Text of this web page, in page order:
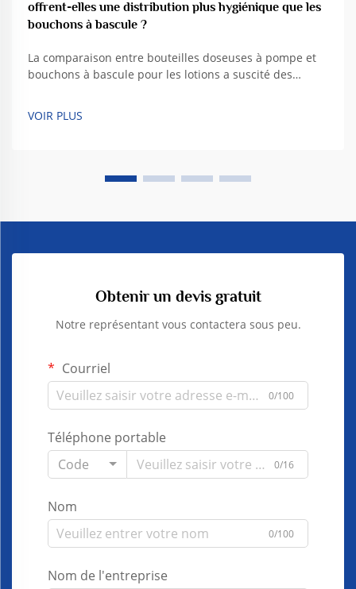
offrent-elles une distribution plus hygiénique que les
bouchons à bascule ?
La comparaison entre bouteilles doseuses à pompe et
bouchons à bascule pour les lotions a suscité des
plus hygiénique ? Beaucoup affirment que les bouteilles
VOIR PLUS
Obtenir un devis gratuit
Notre représentant vous contactera sous peu.
Courriel
0/100
Téléphone portable
Code
0/16
Nom
0/100
Nom de l'entreprise